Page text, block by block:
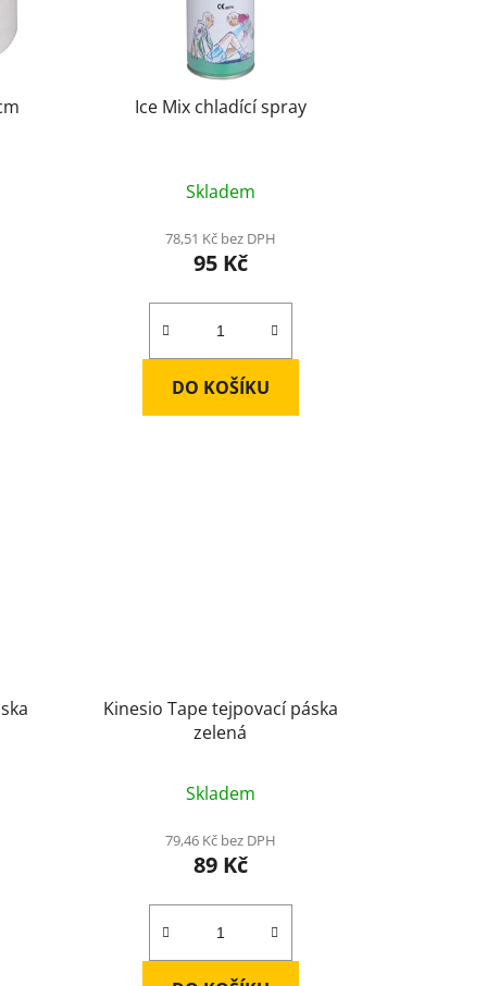
Ice Mix chladící spray
Skladem
78,51 Kč bez DPH
95 Kč
DO KOŠÍKU
Kinesio Tape tejpovací páska
zelená
Skladem
79,46 Kč bez DPH
89 Kč